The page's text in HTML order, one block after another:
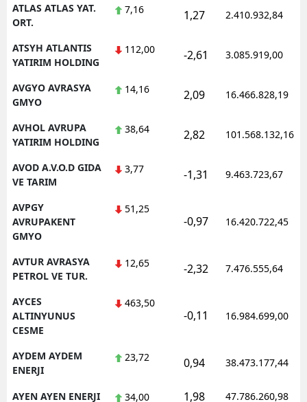
ATLAS ATLAS YAT.
ORT.
7,16 1,27 2.410.932,84
ATSYH ATLANTIS
YATIRIM HOLDING
112,00 -2,61 3.085.919,00
AVGYO AVRASYA
GMYO
14,16 2,09 16.466.828,19
AVHOL AVRUPA
YATIRIM HOLDING
38,64 2,82 101.568.132,16
AVOD A.V.O.D GIDA
VE TARIM
3,77 -1,31 9.463.723,67
AVPGY
AVRUPAKENT
GMYO
51,25
-0,97 16.420.722,45
AVTUR AVRASYA
PETROL VE TUR.
12,65 -2,32 7.476.555,64
AYCES
ALTINYUNUS
CESME
463,50
-0,11 16.984.699,00
AYDEM AYDEM
ENERJI
23,72 0,94 38.473.177,44
AYEN AYEN ENERJI 34,00 1,98 47.786.260,98